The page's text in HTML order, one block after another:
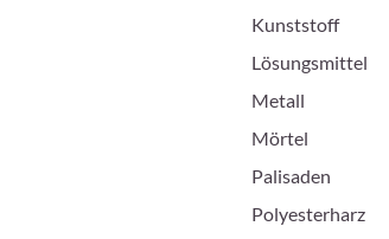
Kunststoff
Lösungsmittel
Metall
Mörtel
Palisaden
Polyesterharz